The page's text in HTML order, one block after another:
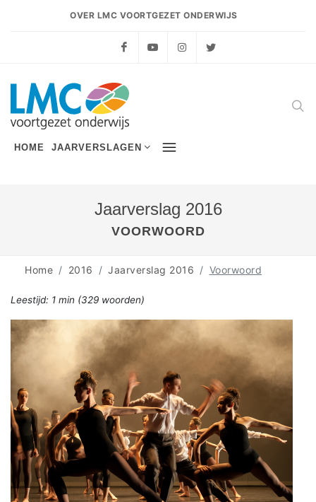
OVER LMC VOORTGEZET ONDERWIJS
FacebookYouTubeInstagram
HOME JAARVERSLAGEN
Jaarverslag 2016
VOORWOORD
Home 2016 Jaarverslag 2016 Voorwoord
Leestijd: 1 min (329 woorden)